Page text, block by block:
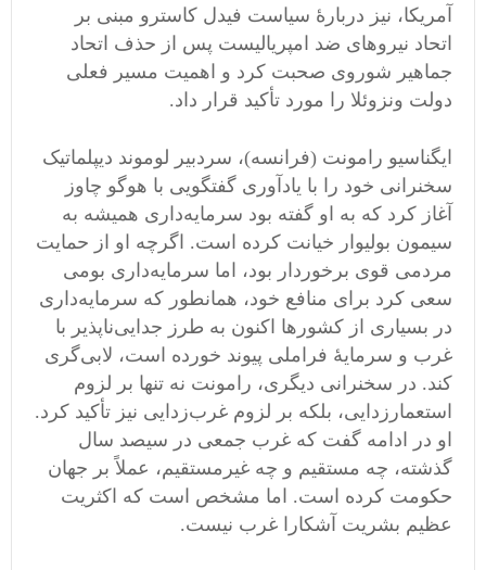
آمریکا، نیز دربارۀ سیاست فیدل کاسترو مبنی بر
اتحاد نیروهای ضد امپریالیست پس از حذف اتحاد
جماهیر شوروی صحبت کرد و اهمیت مسیر فعلی
دولت ونزوئلا را مورد تأکید قرار داد.
ایگناسیو رامونت (فرانسه)، سردبیر لوموند دیپلماتیک
سخنرانی خود را با یادآوری گفتگویی با هوگو چاوز
آغاز کرد که به او گفته بود سرمایه‌داری همیشه به
سیمون بولیوار خیانت کرده است. اگرچه او از حمایت
مردمی قوی برخوردار بود، اما سرمایه‌داری بومی
سعی کرد برای منافع خود، همانطور که سرمایه‌داری
در بسیاری از کشورها اکنون به طرز جدایی‌ناپذیر با
غرب و سرمایۀ فراملی پیوند خورده است، لابی‌گری
کند. در سخنرانی دیگری، رامونت نه تنها بر لزوم
استعمارزدایی، بلکه بر لزوم غرب‌زدایی نیز تأکید کرد.
او در ادامه گفت که غرب جمعی در سیصد سال
گذشته، چه مستقیم و چه غیرمستقیم، عملاً بر جهان
حکومت کرده است. اما مشخص است که اکثریت
عظیم بشریت آشکارا غرب نیست.